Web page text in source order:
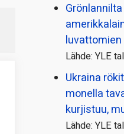
Lähde: YLE
Ukraina
monella
kurjistuu,
Lähde: YLE